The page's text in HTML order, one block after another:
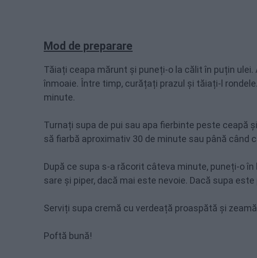
Mod de preparare
Tăiați ceapa mărunt și puneți-o la călit în puțin
înmoaie. Între timp, curățați prazul și tăiați-l
minute.
Turnați supa de pui sau apa fierbinte peste ceapă
să fiarbă aproximativ 30 de minute sau până când
După ce supa s-a răcorit câteva minute, puneți-o
sare și piper, dacă mai este nevoie. Dacă supa
Serviți supa cremă cu verdeață proaspătă și
Poftă bună!